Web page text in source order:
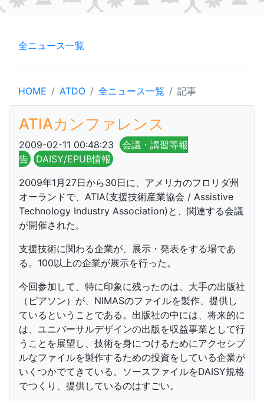
全ニュース一覧
HOME ATDO 全ニュース一覧 記事
ATIAカンファレンス
2009-02-11 00:48:23
会議・講習等報
告
DAISY/EPUB情報
2009年1月27日から30日に、アメリカのフロリダ州
オーランドで、ATIA(支援技術産業協会 / Assistive
Technology Industry Association)と、関連する会議
が開催された。
支援技術に関わる企業が、展示・発表をする場であ
る。100以上の企業が展示を行った。
今回参加して、特に印象に残ったのは、大手の出版社
（ピアソン）が、NIMASのファイルを製作、提供し
ているということである。出版社の中には、将来的に
は、ユニバーサルデザインの出版を収益事業として行
うことを展望し、技術を身につけるためにアクセシブ
ルなファイルを製作するための投資をしている企業が
いくつかでてきている。ソースファイルをDAISY規格
でつくり、提供しているのはすごい。